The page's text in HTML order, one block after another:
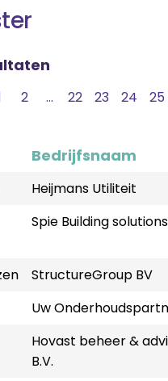
2 ... 22 23 24 25
Bedrijfsnaam
Heijmans Utiliteit
Spie Building solutions
StructureGroup BV
Uw
Hovast beheer &
B.V.